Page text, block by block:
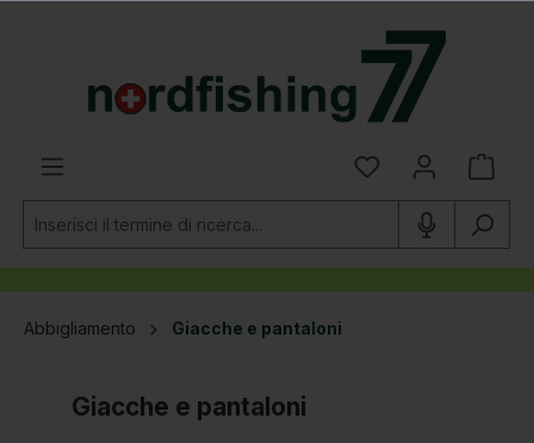
Abbigliamento Giacche e pantaloni
Giacche e pantaloni